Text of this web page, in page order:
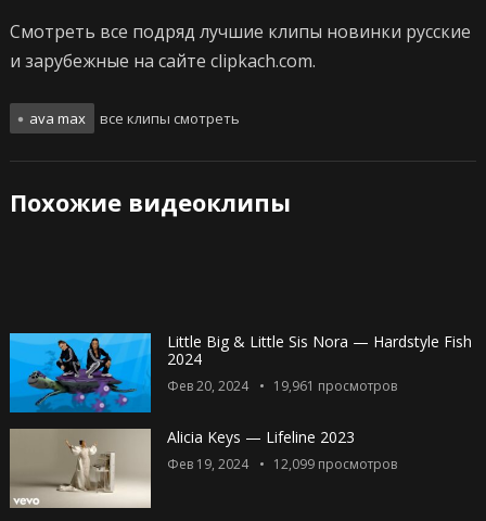
Смотреть все подряд лучшие клипы новинки русские
и зарубежные на сайте clipkach.com.
ava max все клипы смотреть
Похожие видеоклипы
Little Big & Little Sis Nora — Hardstyle Fish
2024
Фев 20, 2024 19,961 просмотров
Alicia Keys — Lifeline 2023
Фев 19, 2024 12,099просмотров